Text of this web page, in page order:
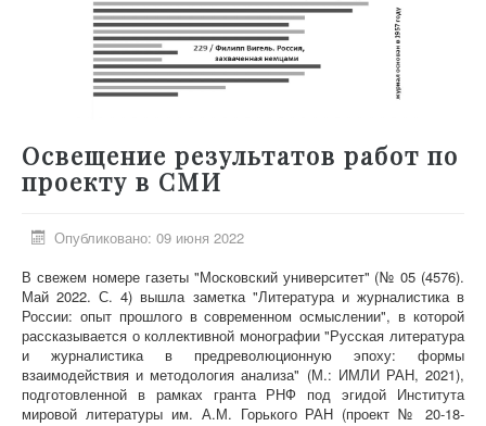
Освещение результатов работ по
проекту в СМИ
Опубликовано: 09 июня 2022
В свежем номере газеты "Московский университет" (№ 05 (4576).
Май 2022. С. 4) вышла заметка "Литература и журналистика в
России: опыт прошлого в современном осмыслении", в которой
рассказывается о коллективной монографии "Русская литература
и журналистика в предреволюционную эпоху: формы
взаимодействия и методология анализа" (М.: ИМЛИ РАН, 2021),
подготовленной в рамках гранта РНФ под эгидой Института
мировой литературы им. А.М. Горького РАН (проект № 20-18-